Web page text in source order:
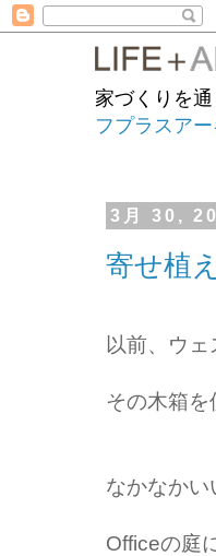
家づくりを
フプラスア
3月 30,
寄せ植え
以前、ウ
その木箱
なかなかい
Officeの庭